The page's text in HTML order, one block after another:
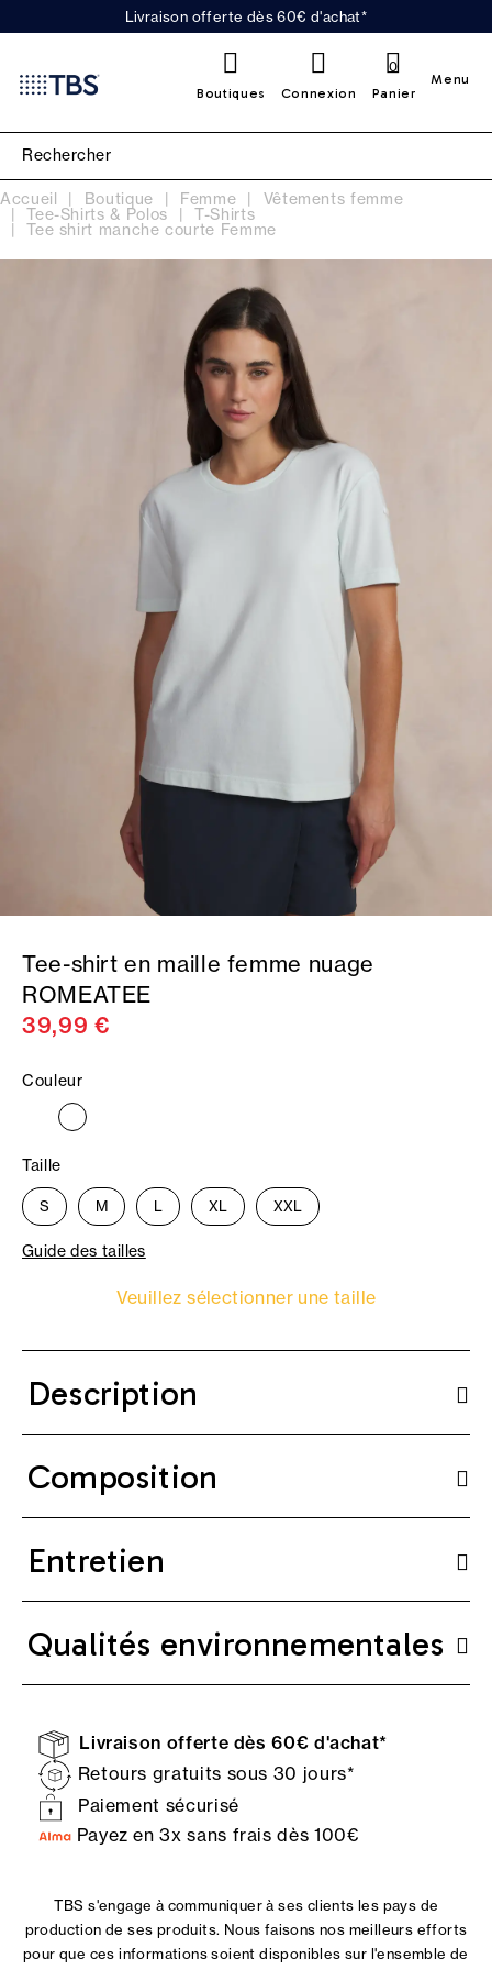
Livraison offerte dès 60€ d'achat*
Boutiques Connexion Panier
0
Menu
Accueil Boutique Femme Vêtements femme
Tee-Shirts & Polos T-Shirts
Tee shirt manche courte Femme
Tee-shirt en maille femme nuage
ROMEATEE
39,99 €
Couleur
Taille
S M L XL XXL
Guide des tailles
Veuillez sélectionner une taille
Description
Composition
Entretien
Qualités environnementales
Livraison offerte dès 60€ d'achat*
Retours gratuits sous 30 jours*
Paiement sécurisé
Payez en 3x sans frais dès 100€
TBS s'engage à communiquer à ses clients les pays de
production de ses produits. Nous faisons nos meilleurs efforts
pour que ces informations soient disponibles sur l'ensemble de